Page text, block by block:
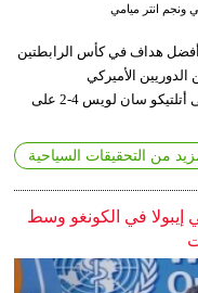
ونجم انتر ميامي
أفضل هداف في كأس الرابطتين
الأميركي
والمكسيكي، بعدما قاد إنتر ميامي إلى الفوز على أتلتيكو سان لويس 4-2 على
من التحقيقات السياحية
إيبولا في الكونغو وسط